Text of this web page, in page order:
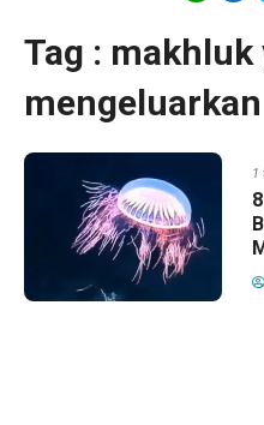
Tag : makhluk
1